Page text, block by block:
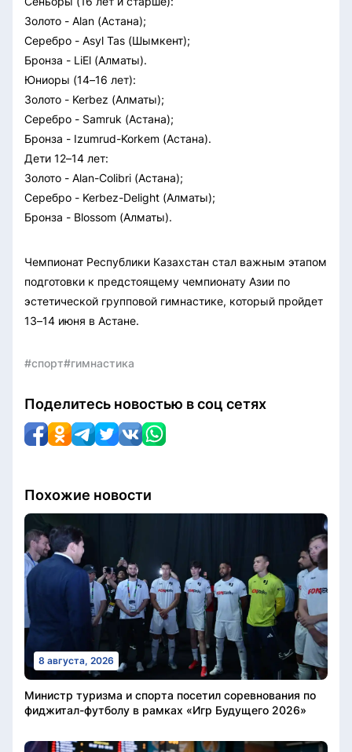
Золото - Alan (Астана);
Серебро - Asyl Tas (Шымкент);
Бронза - LiEl (Алматы).
Юниоры (14–16 лет):
Золото - Kerbez (Алматы);
Серебро - Samruk (Астана);
Бронза - Izumrud-Korkem (Астана).
Дети 12–14 лет:
Золото - Alan-Colibri (Астана);
Серебро - Kerbez-Delight (Алматы);
Бронза - Blossom (Алматы).
Чемпионат Республики Казахстан стал важным этапом
подготовки к предстоящему чемпионату Азии по
эстетической групповой гимнастике, который пройдет
13–14 июня в Астане.
#спорт#гимнастика
Поделитесь новостью в соц сетях
Похожие новости
8 августа, 2026
Министр туризма и спорта посетил соревнования по
фиджитал-футболу в рамках «Игр Будущего 2026»